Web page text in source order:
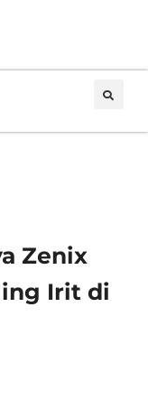
Zenix
Irit di